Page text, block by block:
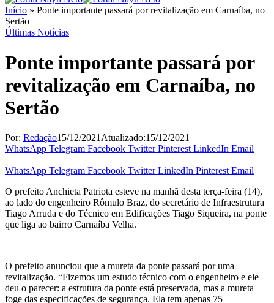
Início » Ponte importante passará por revitalização em Carnaíba, no
Sertão
Últimas Notícias
Ponte importante passará por
revitalização em Carnaíba, no
Sertão
Por: Redação15/12/2021 Atualizado:15/12/2021
WhatsApp Telegram Facebook Twitter Pinterest LinkedIn Email
WhatsApp Telegram Facebook Twitter LinkedIn Pinterest Email
O prefeito Anchieta Patriota esteve na manhã desta terça-feira (14),
ao lado do engenheiro Rômulo Braz, do secretário de Infraestrutura
Tiago Arruda e do Técnico em Edificações Tiago Siqueira, na ponte
que liga ao bairro Carnaíba Velha.
O prefeito anunciou que a mureta da ponte passará por uma
revitalização. “Fizemos um estudo técnico com o engenheiro e ele
deu o parecer: a estrutura da ponte está preservada, mas a mureta
foge das especificações de segurança. Ela tem apenas 75